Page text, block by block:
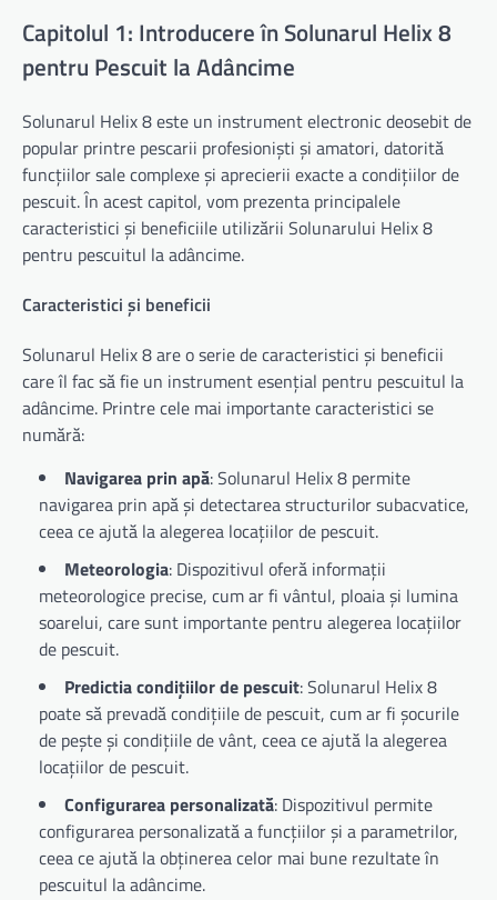
Capitolul 1: Introducere în Solunarul Helix 8
pentru Pescuit la Adâncime
Solunarul Helix 8 este un instrument electronic deosebit de
popular printre pescarii profesioniști și amatori, datorită
funcțiilor sale complexe și aprecierii exacte a condițiilor de
pescuit. În acest capitol, vom prezenta principalele
caracteristici și beneficiile utilizării Solunarului Helix 8
pentru pescuitul la adâncime.
Caracteristici și beneficii
Solunarul Helix 8 are o serie de caracteristici și beneficii
care îl fac să fie un instrument esențial pentru pescuitul la
adâncime. Printre cele mai importante caracteristici se
numără:
Navigarea prin apă: Solunarul Helix 8 permite
navigarea prin apă și detectarea structurilor subacvatice,
ceea ce ajută la alegerea locațiilor de pescuit.
Meteorologia: Dispozitivul oferă informații
meteorologice precise, cum ar fi vântul, ploaia și lumina
soarelui, care sunt importante pentru alegerea locațiilor
de pescuit.
Predictia condițiilor de pescuit: Solunarul Helix 8
poate să prevadă condițiile de pescuit, cum ar fi șocurile
de pește și condițiile de vânt, ceea ce ajută la alegerea
locațiilor de pescuit.
Configurarea personalizată: Dispozitivul permite
configurarea personalizată a funcțiilor și a parametrilor,
ceea ce ajută la obținerea celor mai bune rezultate în
pescuitul la adâncime.